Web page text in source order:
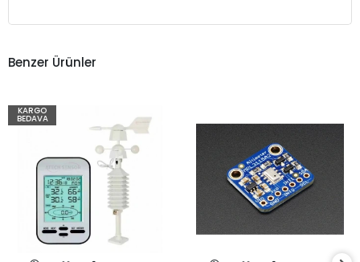
Benzer Ürünler
KARGO
BEDAVA